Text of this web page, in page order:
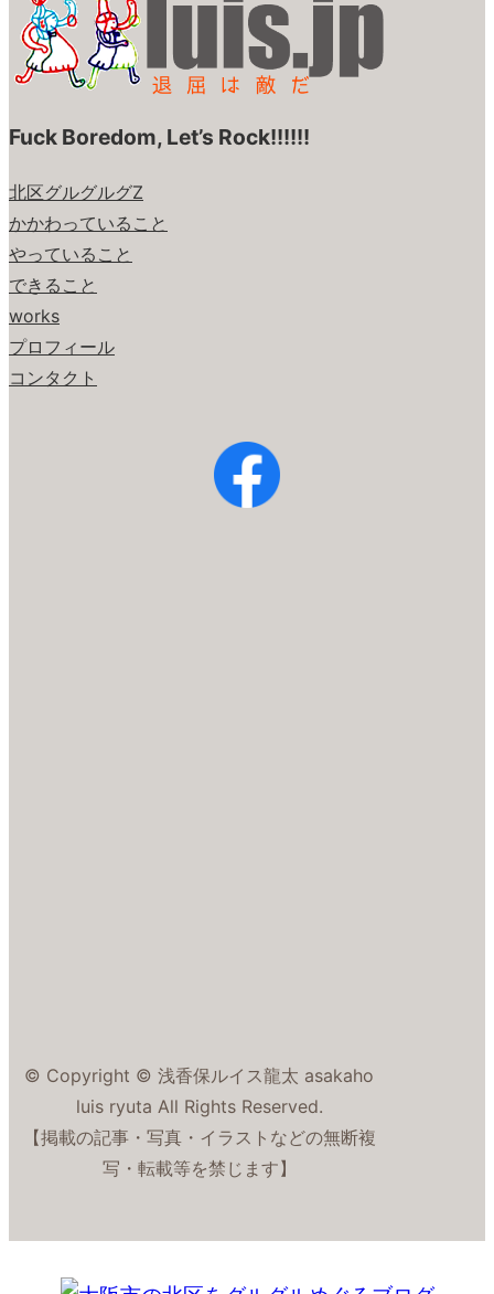
Fuck Boredom, Let’s Rock!!!!!!
北区グルグルグZ
かかわっていること
やっていること
できること
works
プロフィール
コンタクト
© Copyright © 浅香保ルイス龍太 asakaho
luis ryuta All Rights Reserved.
【掲載の記事・写真・イラストなどの無断複
写・転載等を禁じます】